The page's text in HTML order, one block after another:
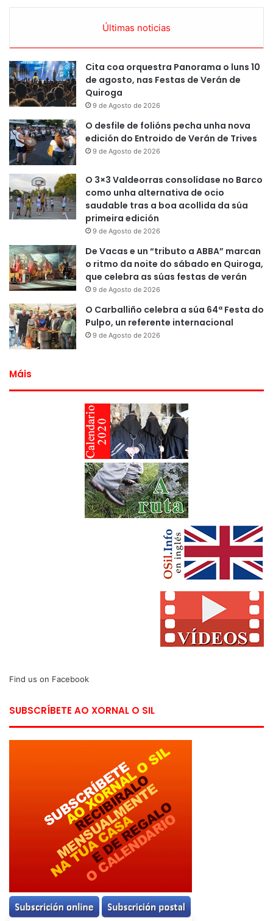
Últimas noticias
Cita coa orquestra Panorama o luns 10
de agosto, nas Festas de Verán de
Quiroga
9 de Agosto de 2026
O desfile de folións pecha unha nova
edición do Entroido de Verán de Trives
9 de Agosto de 2026
O 3×3 Valdeorras consolídase no Barco
como unha alternativa de ocio
saudable tras a boa acollida da súa
primeira edición
9 de Agosto de 2026
De Vacas e un “tributo a ABBA” marcan
o ritmo da noite do sábado en Quiroga,
que celebra as súas festas de verán
9 de Agosto de 2026
O Carballiño celebra a súa 64ª Festa do
Pulpo, un referente internacional
9 de Agosto de 2026
Máis
Find us on Facebook
SUBSCRÍBETE AO XORNAL O SIL